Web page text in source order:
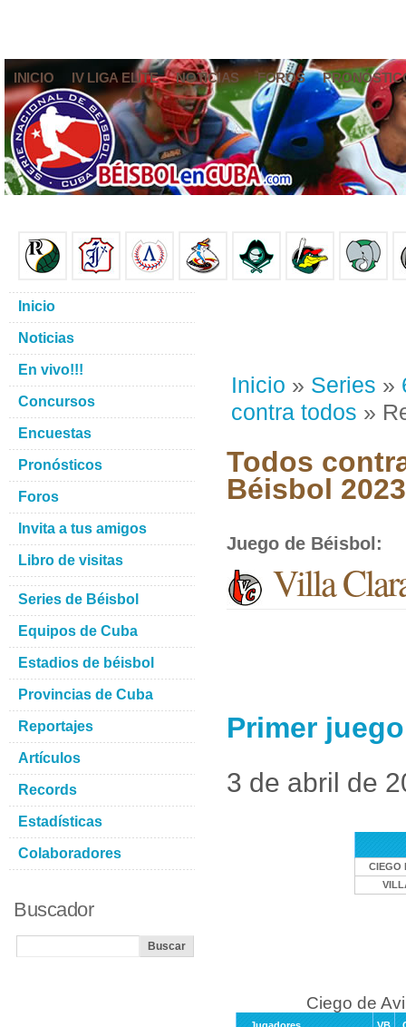
INICIO IV LIGA ELITE NOTICIAS FOROS
Inicio » Series »
contra todos »
Todos
Béisbol 2023
Juego de Béisbol :
Villa
Primer
3 de abril de
CIEGO
Ciego de
Inicio
Noticias
En vivo!!!
Concursos
Encuestas
Pronósticos
Foros
Invita a tus amigos
Libro de visitas
Series de Béisbol
Equipos de Cuba
Estadios de béisbol
Provincias de Cuba
Reportajes
Artículos
Records
Estadísticas
Colaboradores
Buscador